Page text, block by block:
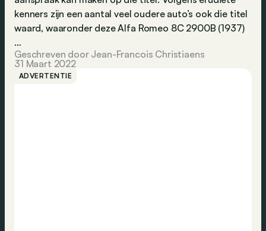
kenners zijn een aantal veel oudere auto’s ook die titel
waard, waaronder deze Alfa Romeo 8C 2900B (1937)
…
Geschreven door Jean-Francois Christiaens
31 Maart 2022
ADVERTENTIE